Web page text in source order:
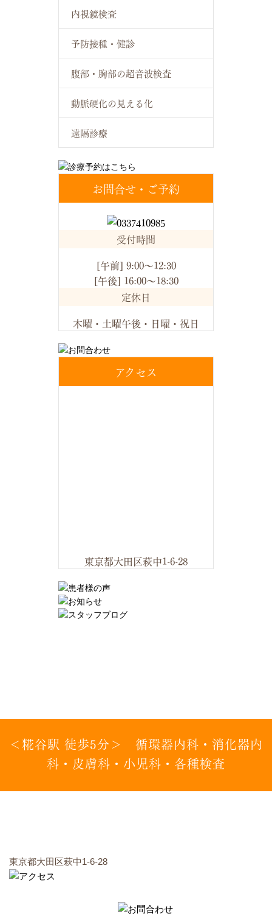
内視鏡検査
予防接種・健診
腹部・胸部の超音波検査
動脈硬化の見える化
遠隔診療
お問合せ・ご予約
受付時間
[午前] 9:00～12:30
[午後] 16:00～18:30
定休日
木曜・土曜午後・日曜・祝日
アクセス
東京都大田区萩中1-6-28
＜糀谷駅 徒歩5分＞ 循環器内科・消化器内
科・皮膚科・小児科・各種検査
東京都大田区萩中1-6-28